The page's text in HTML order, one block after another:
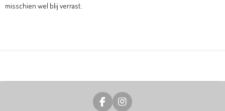
misschien wel blij verrast.
F
I